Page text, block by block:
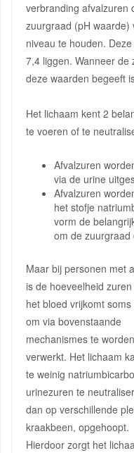
verbranding afvalzuren
zuurgraad (pH
niveau te houden.
7,4 liggen. Wanneer de
deze waarden begeeft
Het lichaam kent 2
te voeren of te
Afvalzuren
via de urine
Afvalzuren
het stofje
vorm de
om de zuurgraad
Maar bij personen met
is de hoeveelheid
het bloed vrijkomt
om via bovenstaande
mechanismes te worden
verwerkt. Het lichaam
te weinig
urinezuren te
dan op verschillende
kraakbeen, opgehoopt.
Hierdoor zorgt het